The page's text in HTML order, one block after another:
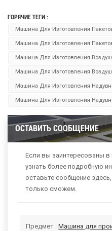
ГОРЯЧИЕ ТЕГИ :
Машина Для Изготовления
Машина Для Изготовления
Машина Для Изготовления
Машина Для Изготовления
Машина Для Изготовления
Машина Для Изготовления
ОСТАВИТЬ СООБЩЕНИЕ
Если вы заинтересованы в
узнать более подробную
оставьте сообщение
только сможем.
Предмет : Машина для